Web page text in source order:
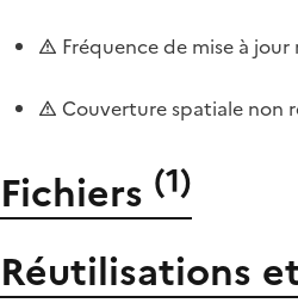
Fréquence de mise à
Couverture spatiale non
Fichiers (1)
Réutilisations